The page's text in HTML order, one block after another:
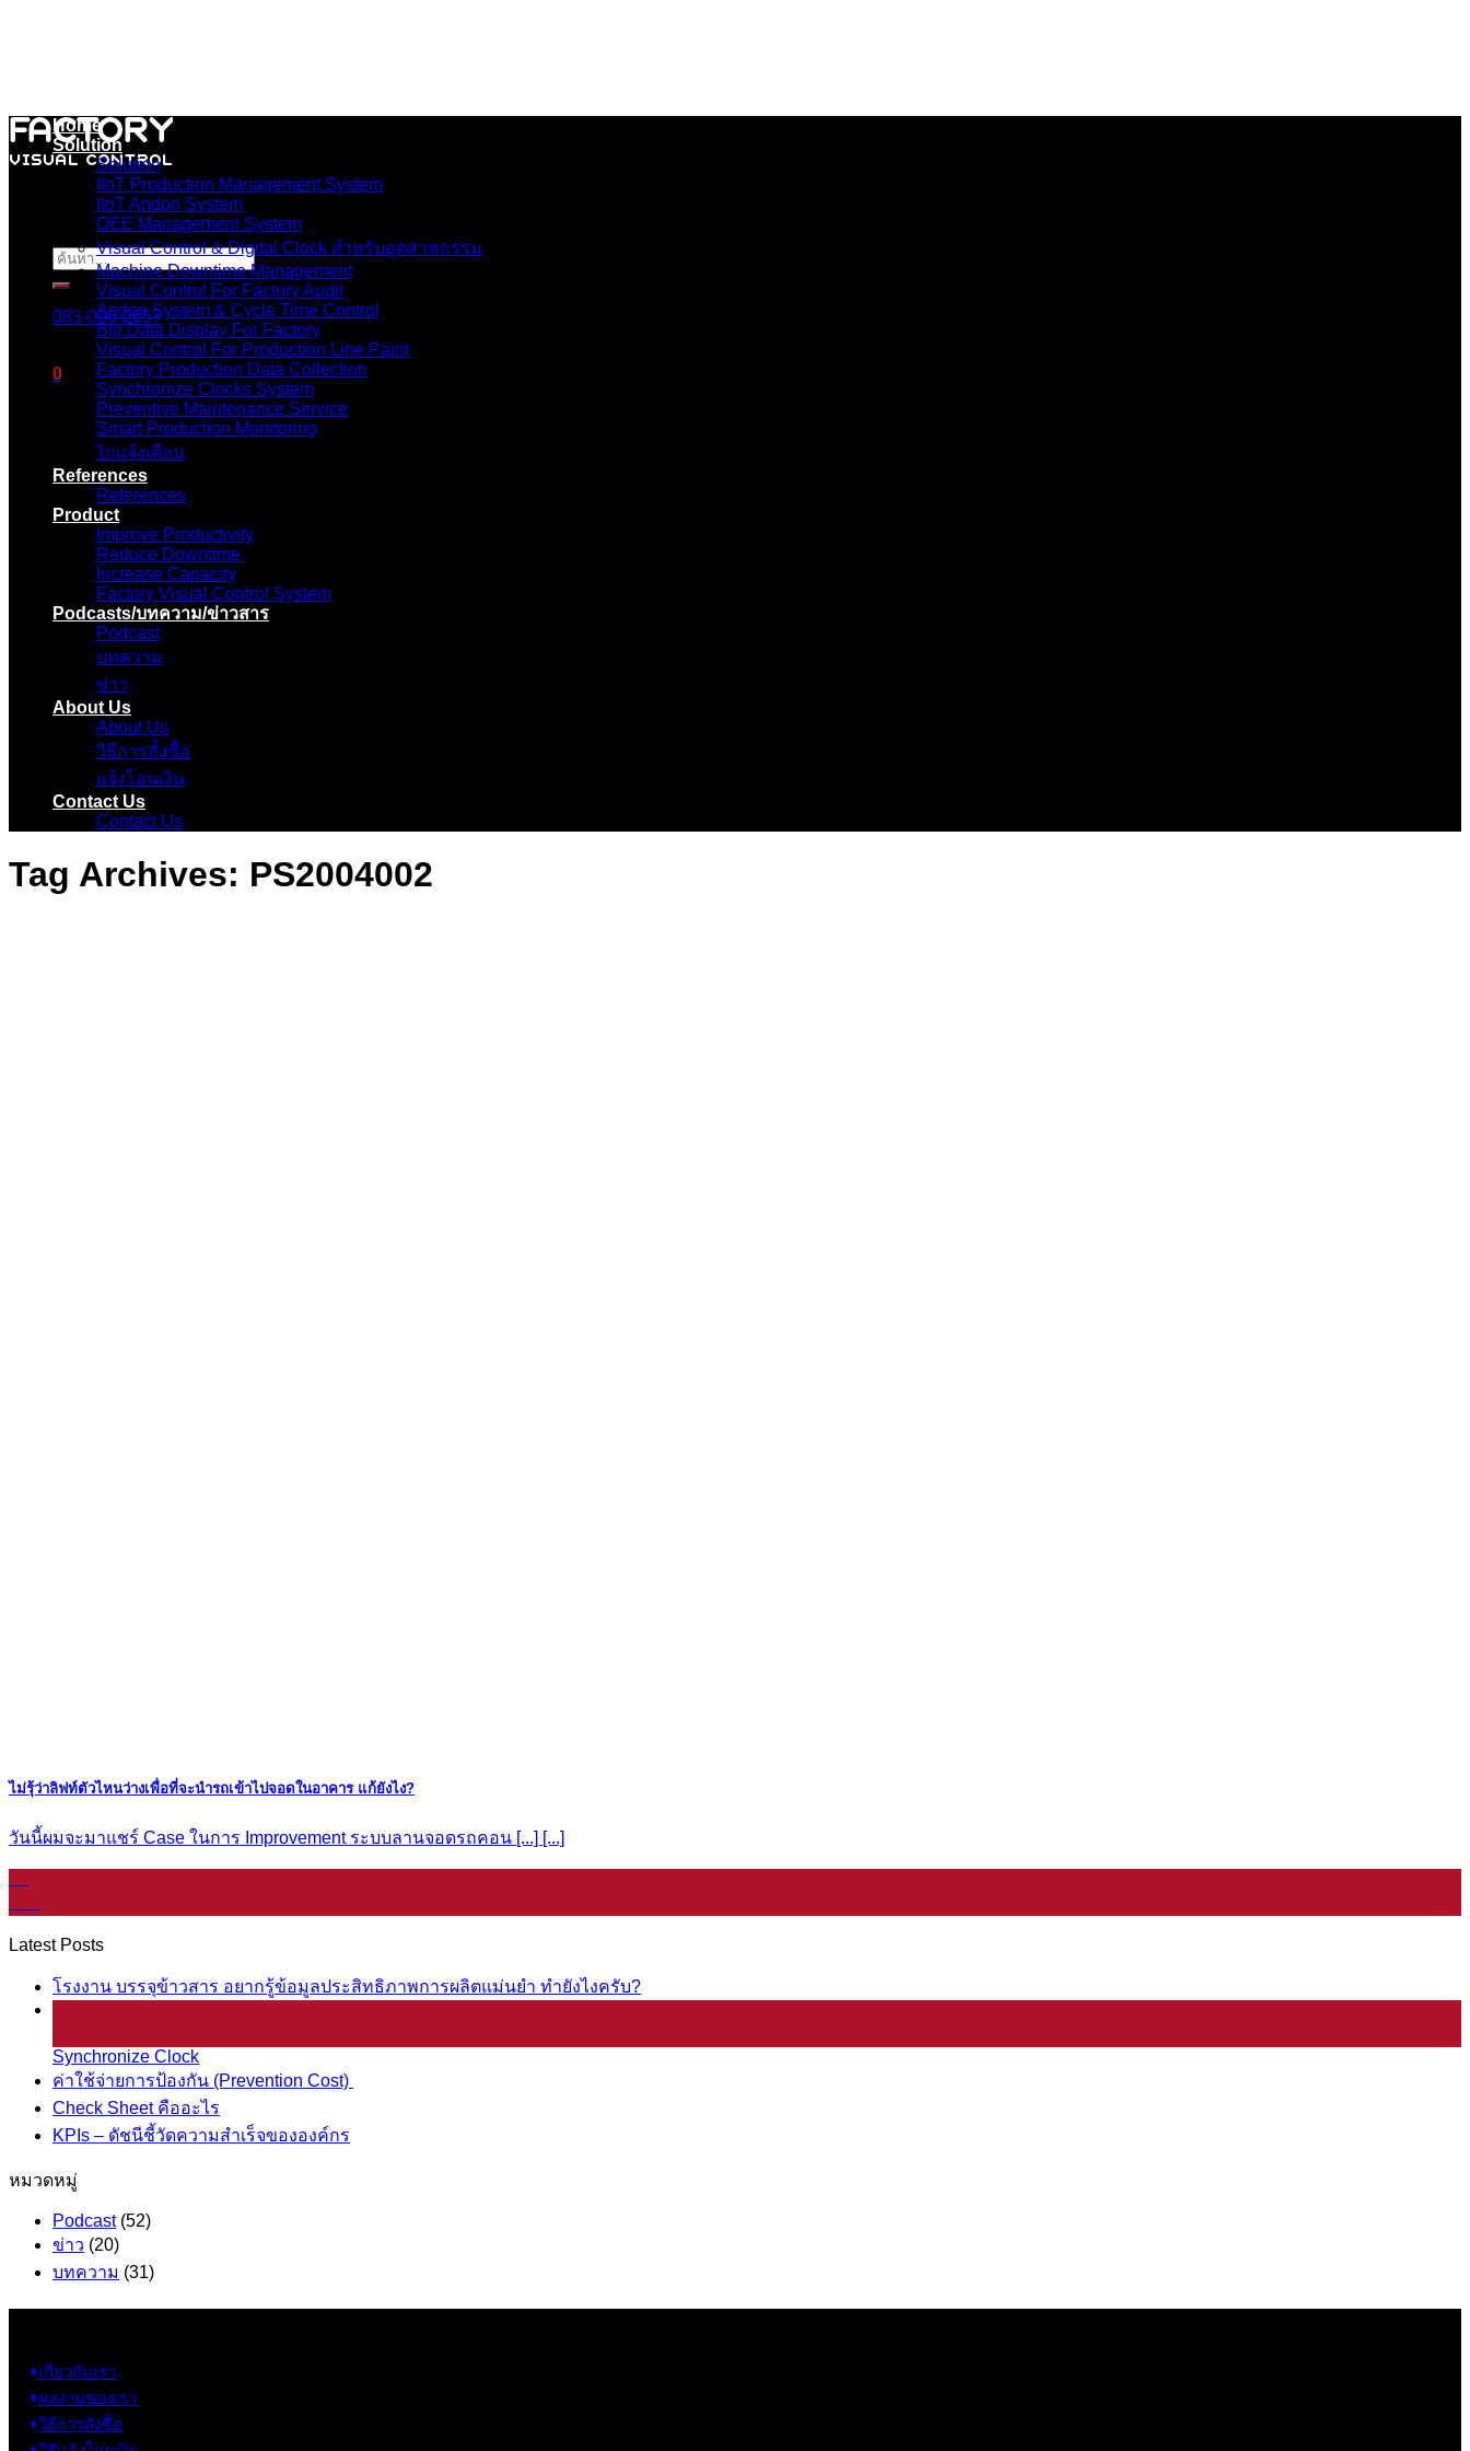
ค้นหา:
083-096-2657
0
ตะกร้าสินค้า
ไม่มีสินค้าในตะกร้า
Home
Solution
Solution
IIoT Production Management System
IIoT Andon System
OEE Management System
Visual Control & Digital Clock สำหรับอุตสาหกรรม
Machine Downtime Management
Visual Control For Factory Audit
Andon System & Cycle Time Control
Big Data Display For Factory
Visual Control For Production Line Paint
Factory Production Data Collection
Synchronize Clocks System
Preventive Maintenance Service
Smart Production Monitoring
ไก่แจ้งเตือน
References
References
Product
Improve Productivity
Reduce Downtime
Increase Capacity
Factory Visual Control System
Podcasts/บทความ/ข่าวสาร
Podcast
บทความ
ข่าว
About Us
About Us
วิธีการสั้งซื้อ
แจ้งโอนเงิน
Contact Us
Contact Us
Tag Archives: PS2004002
ไม่รุ้ว่าลิฟท์ตัวไหนว่างเพื่อที่จะนำรถเข้าไปจอดในอาคาร แก้ยังไง?
วันนี้ผมจะมาแชร์ Case ในการ Improvement ระบบลานจอดรถคอน [...] [...]
Latest Posts
โรงงาน บรรจุข้าวสาร อยากรู้ข้อมูลประสิทธิภาพการผลิตแม่นยำ ทำยังไงครับ?
Synchronize Clock
ค่าใช้จ่ายการป้องกัน (Prevention Cost)
Check Sheet คืออะไร
KPIs – ดัชนีชี้วัดความสำเร็จขององค์กร
หมวดหมู่
Podcast(52)
ข่าว (20)
บทความ (31)
เกี่ยวกับเรา
ผลงานของเรา
วิธีการสั่งซื้อ